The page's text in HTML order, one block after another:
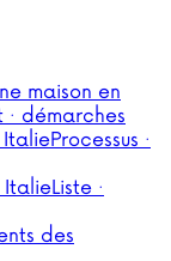
maison en
· démarches
ItalieProcessus ·
ItalieListe ·
des